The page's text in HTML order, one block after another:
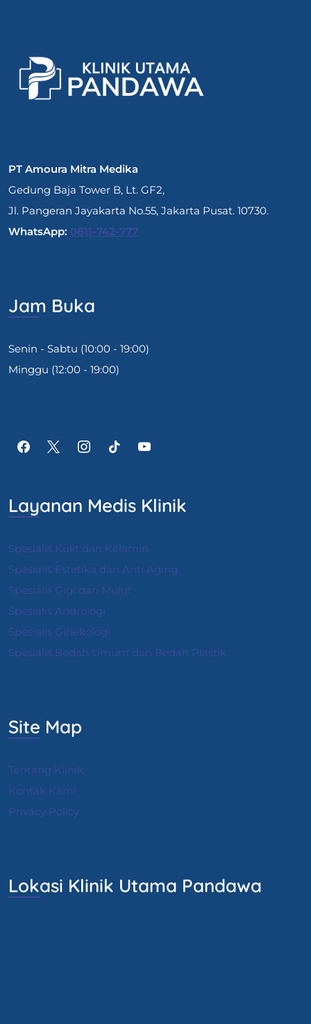
PT Amoura Mitra Medika
Gedung Baja Tower B, Lt. GF2,
Jl. Pangeran Jayakarta No.55, Jakarta Pusat. 10730.
WhatsApp: 0811-742-777
Jam Buka
Senin - Sabtu (10:00 - 19:00)
Minggu (12:00 - 19:00)
Layanan Medis Klinik
Spesialis Kulit dan Kelamin
Spesialis Estetika dan Anti Aging
Spesialis Gigi dan Mulut
Spesialis Andrologi
Spesialis Ginekologi
Spesialis Bedah Umum dan Bedah Plastik
Site Map
Tentang Klinik
Kontak Kami
Privacy Policy
Lokasi Klinik Utama Pandawa